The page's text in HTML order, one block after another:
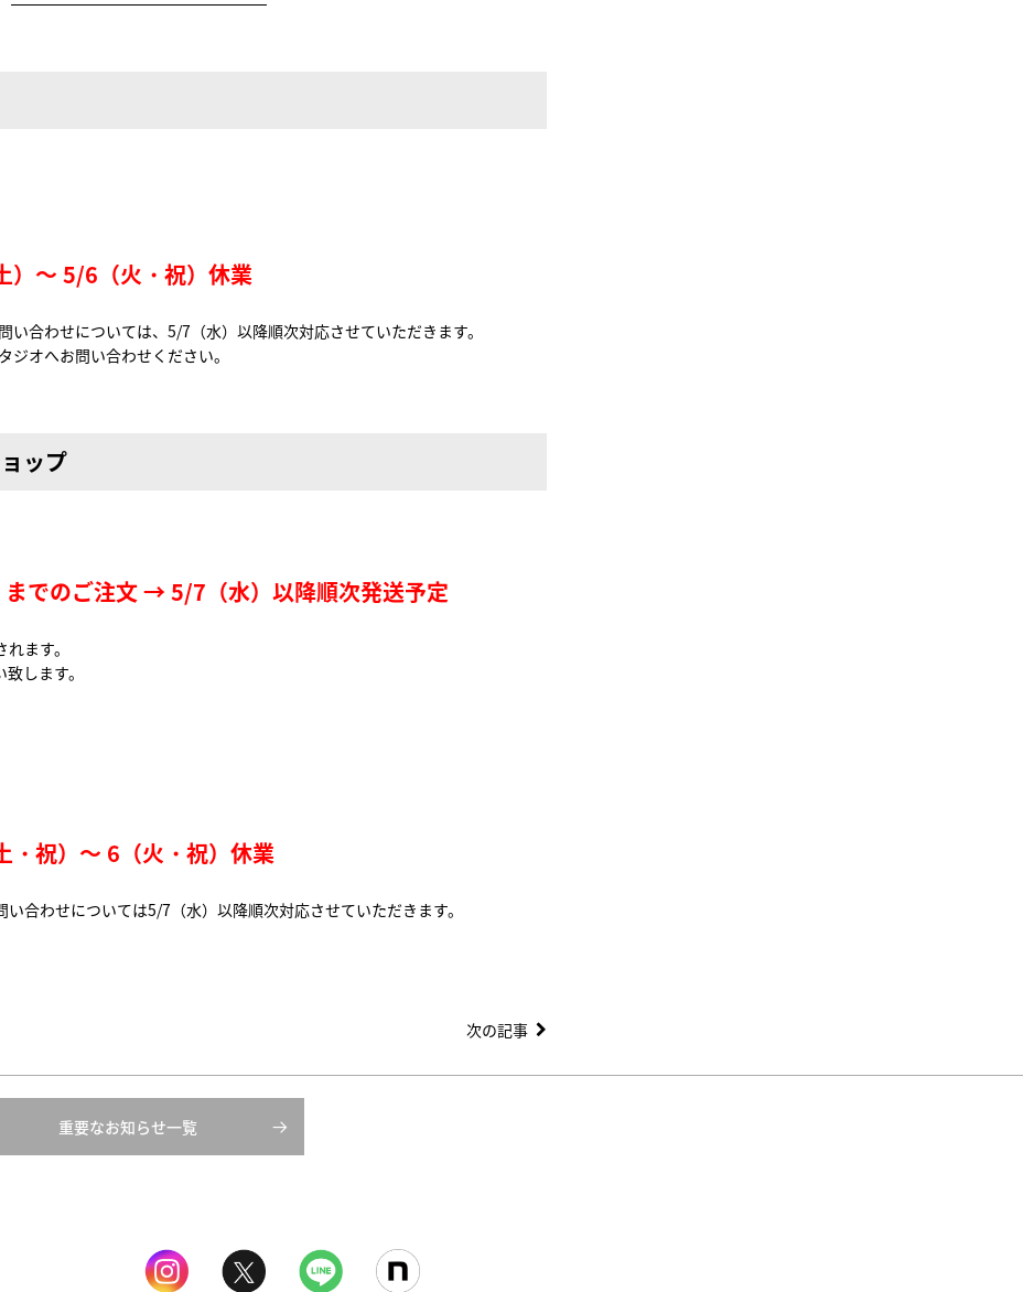
）〜 5/6（火・祝）休業
い合わせについては、5/7（水）以降順次対応させていただきます。
オへお問い合わせください。
ップ
でのご注文 → 5/7（水）以降順次発送予定
ます。
致します。
祝）～ 6（火・祝）休業
合わせについては5/7（水）以降順次対応させていただきます。
次の記事
重要なお知らせ一覧